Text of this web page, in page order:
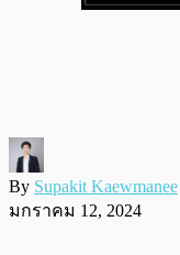
By Supakit Kaewmanee
มกราคม 12, 2024